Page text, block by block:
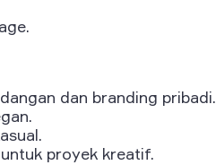
dan branding pribadi.
proyek kreatif.